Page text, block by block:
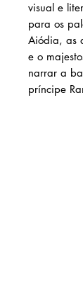
visual e
para os
Aiódia, as
e o
narrar a
príncipe